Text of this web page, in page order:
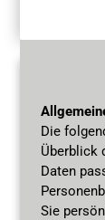
Die
Überblick
Daten
Sie